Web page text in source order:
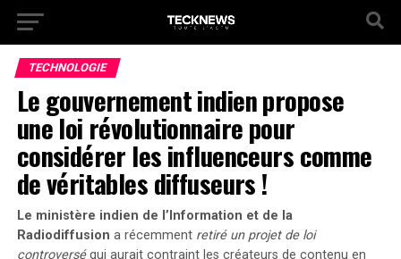
TECHNOLOGIE
Le gouvernement indien propose
une loi révolutionnaire pour
considérer les influenceurs comme
de véritables diffuseurs !
Le ministère indien de l’Information et de la
Radiodiffusion a récemment retiré un projet de loi
controverséqui aurait contraint les créateurs de contenu en